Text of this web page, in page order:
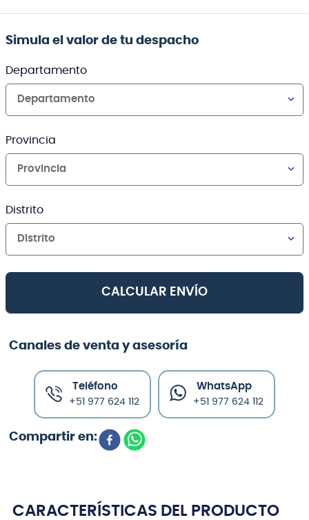
Simula el valor de tu despacho
Departamento
Departamento
Provincia
Provincia
Distrito
Distrito
CALCULAR ENVÍO
Canales de venta y asesoría
Teléfono
+51 977 624 112
WhatsApp
+51 977 624 112
CARACTERÍSTICAS DEL PRODUCTO